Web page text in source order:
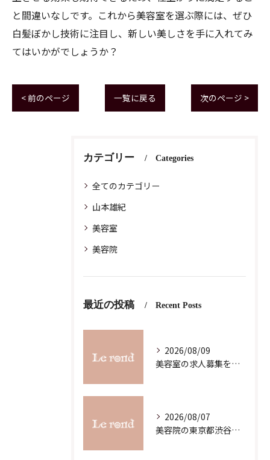
と間違いなしです。これから美容室を選ぶ際には、ぜひ
白髪ぼかし技術に注目し、新しい美しさを手に入れてみ
てはいかがでしょうか？
< 前のページ 一覧に戻る 次のページ >
カテゴリー Categories
全てのカテゴリー
山本雄紀
美容室
美容院
最近の投稿 Recent Posts
2026/08/09
美容室の求人募集を東京都渋谷区代官山町で探す方のための応募先選びのコツ
2026/08/07
美容院の東京都渋谷区恵比寿求人募集で理想の働き方と職場選びを徹底解説